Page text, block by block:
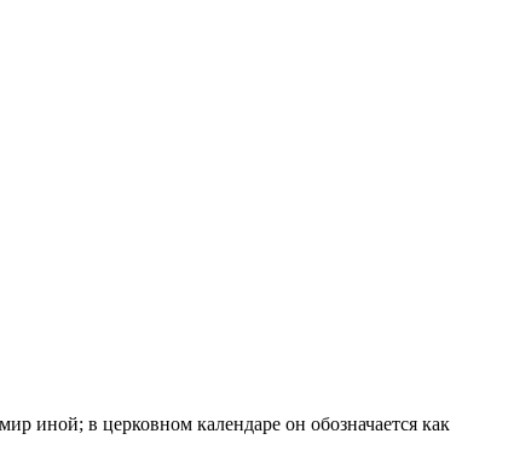
иной; в церковном календаре он обозначается как